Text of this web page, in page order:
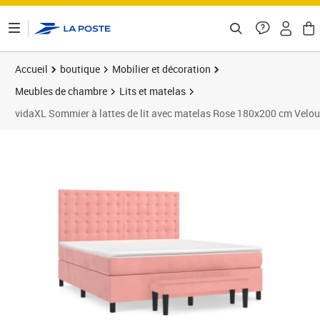
Accueil boutique
Mobilier et décoration
Meubles de chambre
Lits et matelas
vidaXL Sommier à lattes de lit avec matelas Rose 180x200 cm